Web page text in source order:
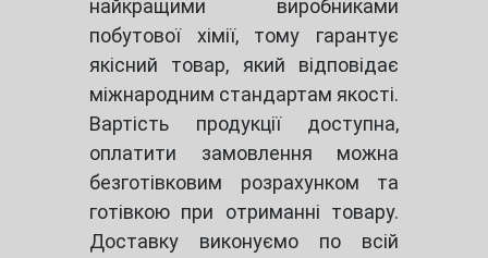
найкращими виробниками
побутової хімії, тому гарантує
якісний товар, який відповідає
міжнародним стандартам якості.
Вартість продукції доступна,
оплатити замовлення можна
безготівковим розрахунком та
готівкою при отриманні товару.
Доставку виконуємо по всій